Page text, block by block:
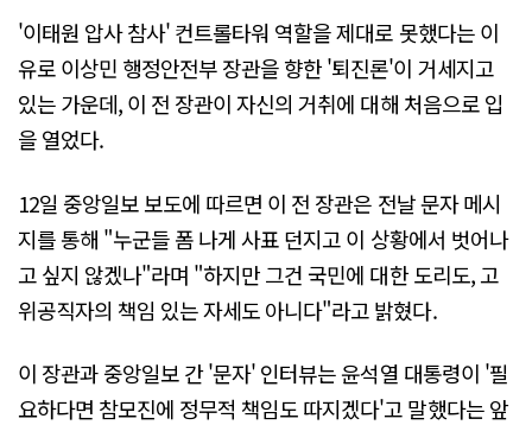
'이태원 압사 참사' 컨트롤타워 역할을 제대로 못했다는 이
유로 이상민 행정안전부 장관을 향한 '퇴진론'이 거세지고
있는 가운데, 이 전 장관이 자신의 거취에 대해 처음으로 입
을 열었다.
12일 중앙일보 보도에 따르면 이 전 장관은 전날 문자 메시
지를 통해 "누군들 폼 나게 사표 던지고 이 상황에서 벗어나
고 싶지 않겠나"라며 "하지만 그건 국민에 대한 도리도, 고
위공직자의 책임 있는 자세도 아니다"라고 밝혔다.
이 장관과 중앙일보 간 '문자' 인터뷰는 윤석열 대통령이 '필
요하다면 참모진에 정무적 책임도 따지겠다'고 말했다는 앞